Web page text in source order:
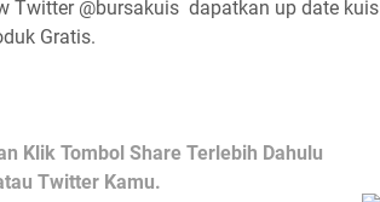
Twitter @bursakuis dapatkan up date kuis
Gratis.
Klik Tombol Share Terlebih Dahulu
Twitter Kamu.